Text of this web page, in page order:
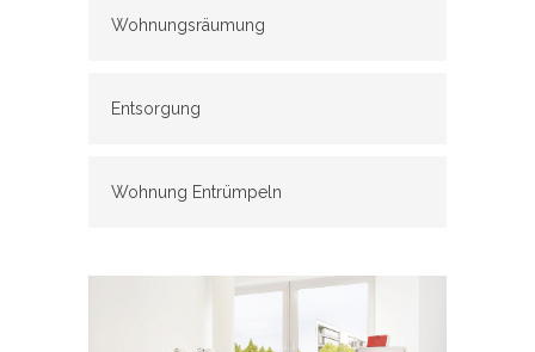
Wohnungsräumung
Entsorgung
Wohnung Entrümpeln